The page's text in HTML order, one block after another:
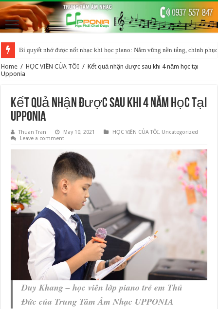
Bí quyết nhớ được nốt nhạc khi học piano: Nắm vững nền tảng, chinh
Home / HỌC VIÊN CỦA TÔI / Kết quả nhận được sau khi 4 năm học tại
Upponia
Kết quả nhận được sau khi 4 năm học tại
Upponia
Thuan Tran May 10, 2021 HỌC VIÊN CỦA TÔI, Uncategorized
Leave a comment
Duy Khang – học viên lớp piano trẻ em Thủ
Đức của Trung Tâm Âm Nhạc UPPONIA